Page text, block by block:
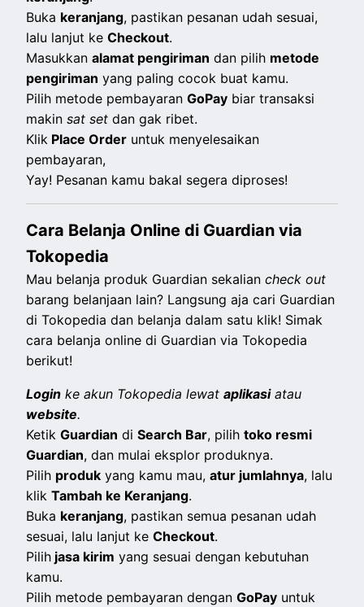
Buka keranjang, pastikan pesanan udah sesuai,
lalu lanjut keCheckout.
Masukkanalamat pengiriman dan pilih metode
pengiriman yang paling cocok buat kamu.
Pilih metode pembayaranGoPay biar transaksi
makinsat set dan gak ribet.
Klik Place Order untuk menyelesaikan
pembayaran,
Yay! Pesanan kamu bakal segera diproses!
Cara Belanja Online di Guardian via
Tokopedia
Mau belanja produk Guardian sekaliancheck out
barang belanjaan lain? Langsung aja cari Guardian
di Tokopedia dan belanja dalam satu klik! Simak
cara belanja online di Guardian via Tokopedia
berikut!
Login ke akun Tokopedia lewataplikasiatau
website.
KetikGuardian diSearch Bar, pilihtoko resmi
Guardian, dan mulai eksplor produknya.
Pilih produk yang kamu mau,atur jumlahnya, lalu
klikTambah ke Keranjang.
Buka keranjang, pastikan semua pesanan udah
sesuai, lalu lanjut keCheckout.
Pilih jasa kirim yang sesuai dengan kebutuhan
kamu.
Pilih metode pembayaran denganGoPay untuk